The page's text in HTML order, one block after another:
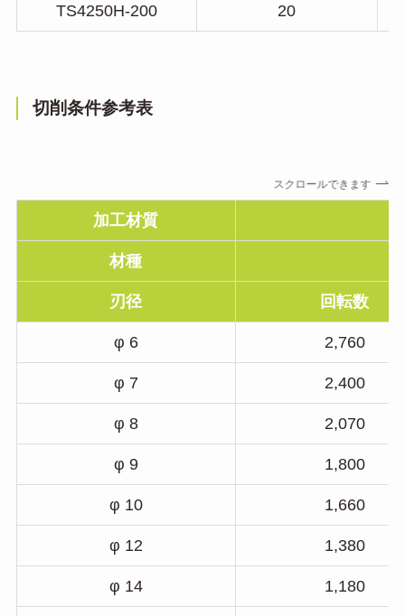
TS4250H-200 20
切削条件参考表
スクロールできます
加工材質
材種
刃径 回転数
φ 6 2,760
φ 7 2,400
φ 8 2,070
φ 9 1,800
φ 10 1,660
φ 12 1,380
φ 14 1,180